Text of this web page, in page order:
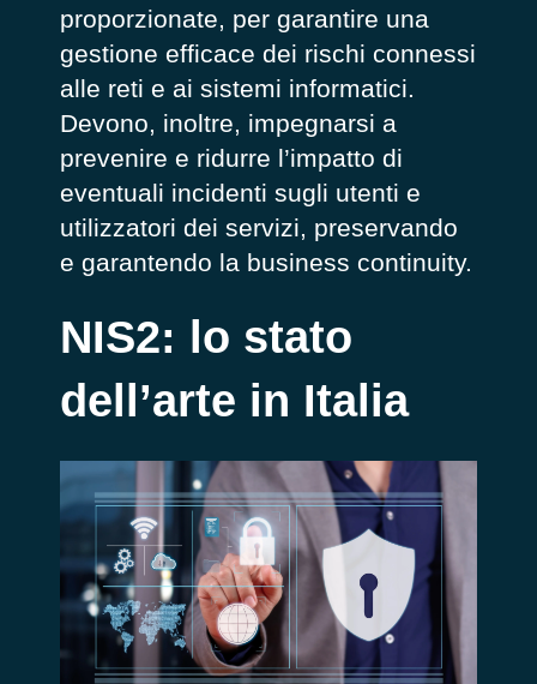
proporzionate, per garantire una
gestione efficace dei rischi connessi
alle reti e ai sistemi informatici.
Devono, inoltre, impegnarsi a
prevenire e ridurre l’impatto di
eventuali incidenti sugli utenti e
utilizzatori dei servizi, preservando
e garantendo la business continuity.
NIS2: lo stato
dell’arte in Italia